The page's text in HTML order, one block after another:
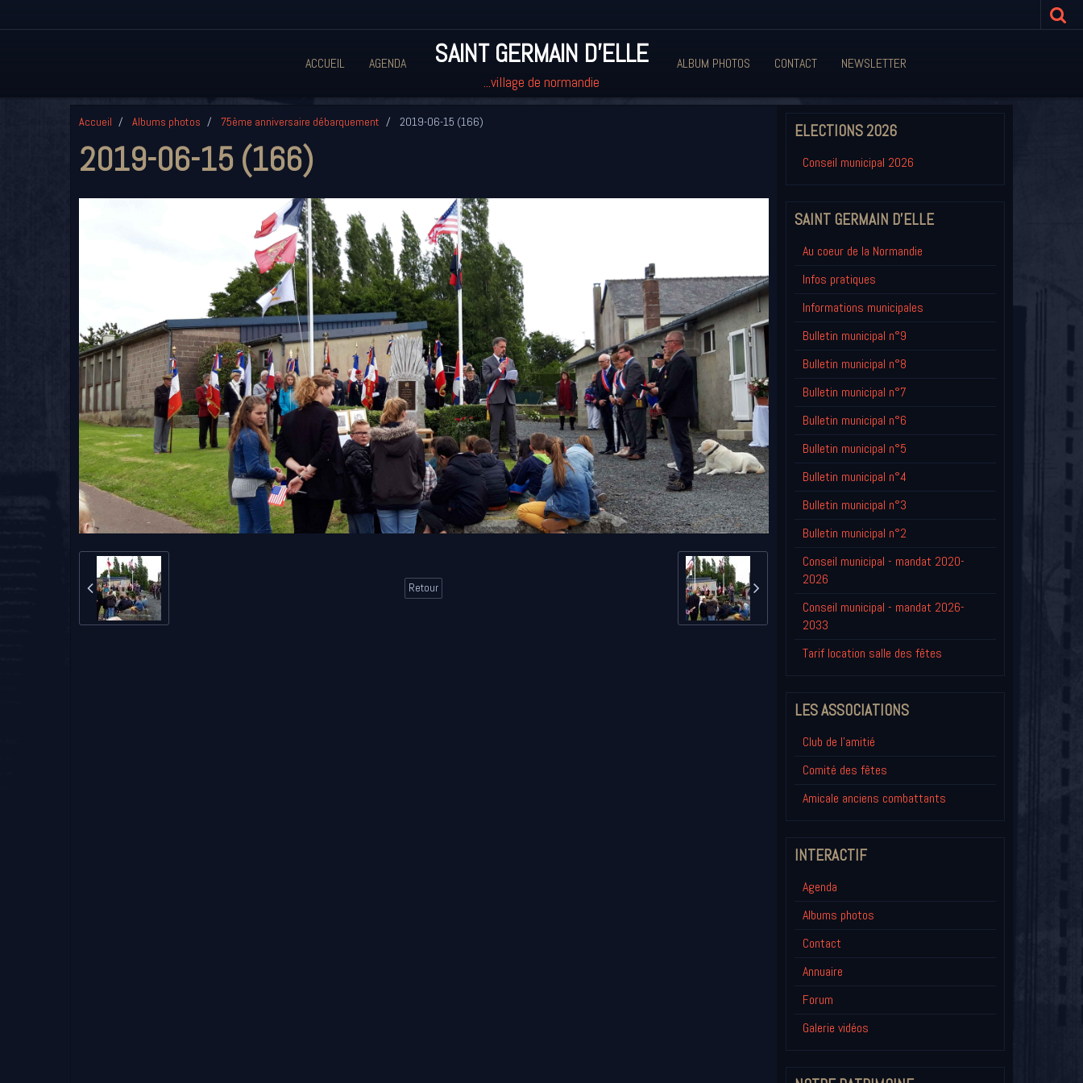
ACCUEIL AGENDA SAINT GERMAIN D'ELLE
...village de normandie
ALBUM PHOTOS CONTACT NEWSLETTER
Accueil Albums photos 75ème anniversaire débarquement 2019-06-15 (166)
2019-06-15 (166)
Retour
ELECTIONS 2026
Conseil municipal 2026
SAINT GERMAIN D'ELLE
Au coeur de la Normandie
Infos pratiques
Informations municipales
Bulletin municipal n°9
Bulletin municipal n°8
Bulletin municipal n°7
Bulletin municipal n°6
Bulletin municipal n°5
Bulletin municipal n°4
Bulletin municipal n°3
Bulletin municipal n°2
Conseil municipal - mandat 2020-
2026
Conseil municipal - mandat 2026-
2033
Tarif location salle des fêtes
LES ASSOCIATIONS
Club de l'amitié
Comité des fêtes
Amicale anciens combattants
INTERACTIF
Agenda
Albums photos
Contact
Annuaire
Forum
Galerie vidéos